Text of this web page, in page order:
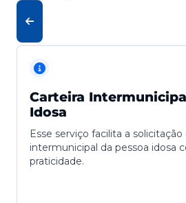
Carteira
Idosa
Esse serviço facilita a solicitação
intermunicipal da pessoa idosa
praticidade.